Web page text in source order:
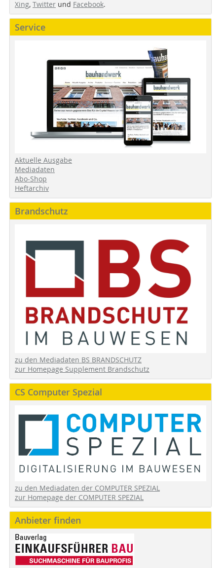
Xing, Twitter und Facebook.
Service
Aktuelle Ausgabe
Mediadaten
Abo-Shop
Heftarchiv
Brandschutz
zu den Mediadaten BS BRANDSCHUTZ
zur Homepage Supplement Brandschutz
CS Computer Spezial
zu den Mediadaten der COMPUTER SPEZIAL
zur Homepage der COMPUTER SPEZIAL
Anbieter finden